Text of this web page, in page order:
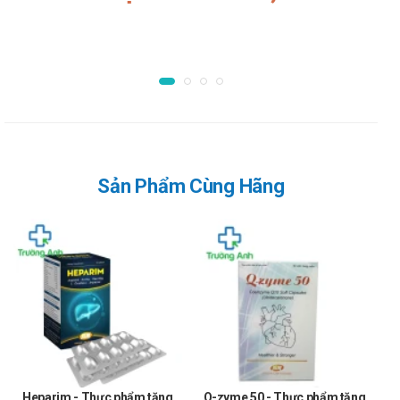
Sử dụng thuốc cho phụ nữ có thai hoặc
đang cho con bú.
Sử dụng thuốc cho người lái xe và vận
hành máy móc
Sản phẩm không gây ảnh hưởng đến khả năng lái xe và vận
hành máy móc.
Tương tác thuốc
Tương tác thuốc có thể làm giảm hiệu quả của thuốc hoặc gia
tăng nguy cơ mắc các tác dụng phụ. Vì vậy, bạn cần tham
Sản Phẩm Cùng Hãng